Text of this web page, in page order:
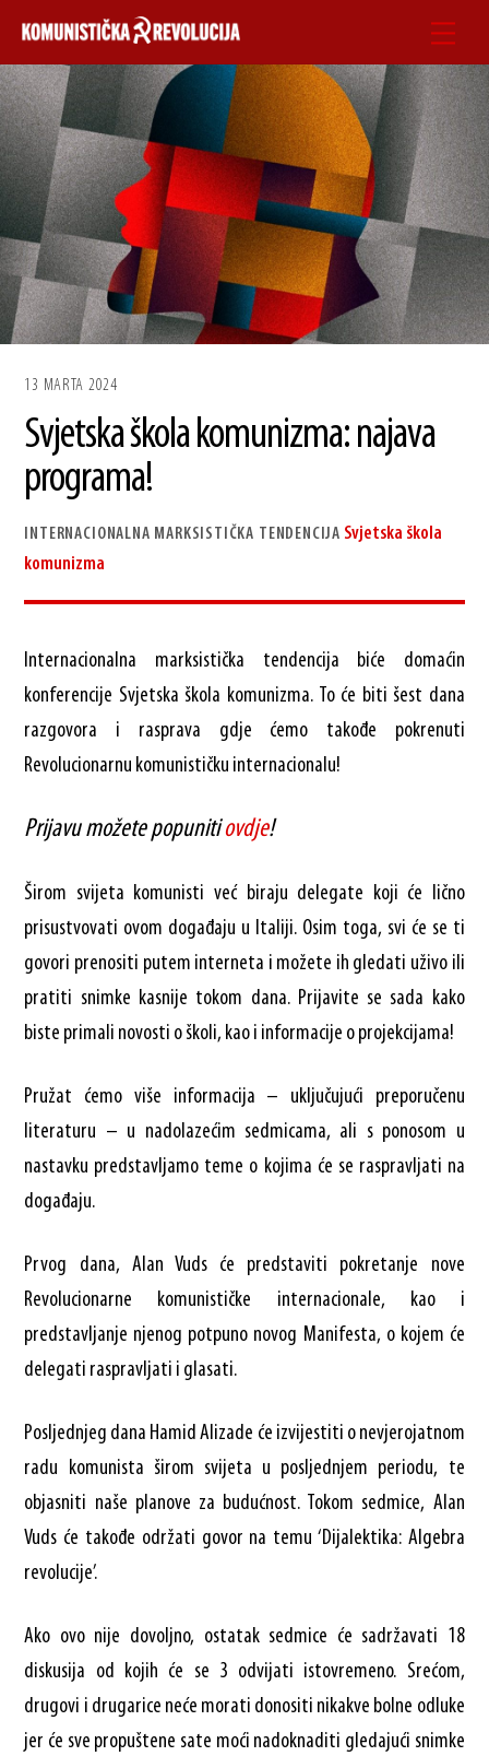
content
13 MARTA 2024
Svjetska škola komunizma: najava
programa!
INTERNACIONALNA MARKSISTIČKA TENDENCIJA Svjetska škola
komunizma
Internacionalna marksistička tendencija biće domaćin
konferencije Svjetska škola komunizma. To će biti šest dana
razgovora i rasprava gdje ćemo takođe pokrenuti
Revolucionarnu komunističku internacionalu!
Prijavu možete popunitiovdje!
Širom svijeta komunisti već biraju delegate koji će lično
prisustvovati ovom događaju u Italiji. Osim toga, svi će se ti
govori prenositi putem interneta i možete ih gledati uživo ili
pratiti snimke kasnije tokom dana. Prijavite se sada kako
biste primali novosti o školi, kao i informacije o projekcijama!
Pružat ćemo više informacija – uključujući preporučenu
literaturu – u nadolazećim sedmicama, ali s ponosom u
nastavku predstavljamo teme o kojima će se raspravljati na
događaju.
Prvog dana, Alan Vuds će predstaviti pokretanje nove
Revolucionarne komunističke internacionale, kao i
predstavljanje njenog potpuno novog Manifesta, o kojem će
delegati raspravljati i glasati.
Posljednjeg dana Hamid Alizade će izvijestiti o nevjerojatnom
radu komunista širom svijeta u posljednjem periodu, te
objasniti naše planove za budućnost. Tokom sedmice, Alan
Vuds će takođe održati govor na temu ‘Dijalektika: Algebra
revolucije’.
Ako ovo nije dovoljno, ostatak sedmice će sadržavati 18
diskusija od kojih će se 3 odvijati istovremeno. Srećom,
drugovi i drugarice neće morati donositi nikakve bolne odluke
jer će sve propuštene sate moći nadoknaditi gledajući snimke